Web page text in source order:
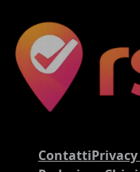
Contatti